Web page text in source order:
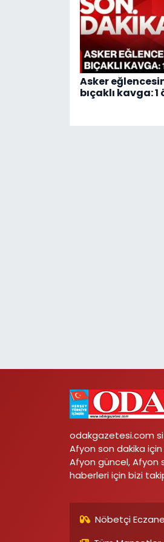
Asker
bıçaklı kavga: 1
odakgazetesi.com
Afyon son dakika
Afyon güncel, Afyon
haberleri için bizi
Nöbetçi